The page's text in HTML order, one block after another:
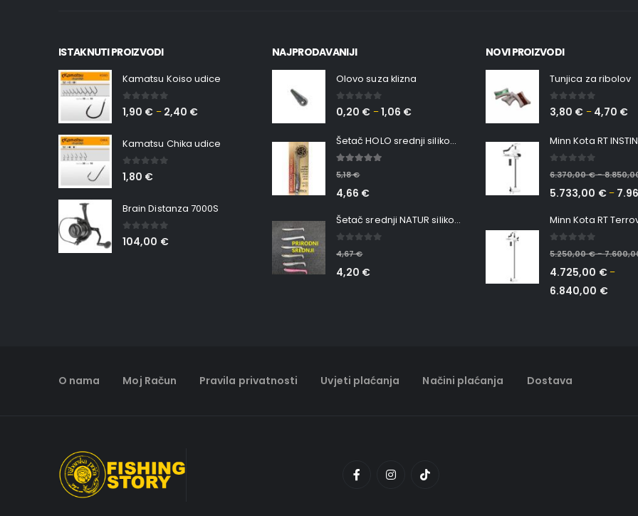
ISTAKNUTI PROIZVODI
Kamatsu Koiso udice
0 out of 5
1,90 € – 2,40 €
Kamatsu Chika udice
0 out of 5
1,80 €
Brain Distanza 7000S
0out of 5
104,00 €
NAJPRODAVANIJI
Olovo suza klizna
0 out of 5
0,20 € –1,06 €
Šetač HOLO srednji silikonska Ribica Belgrade Walker
5,18€
4,66 €
Šetač srednji NATUR silikonska ribica Belgrade Walker
4,67€
4,20 €
NOVI PROIZVODI
Tunjica za ribolov
0 out of 5
3,80 € – 4,70 €
6.370,00€–
5.733,00 €–
5.250,00€–
4.725,00 €–
6.840,00 €
O nama Moj Račun Pravila privatnosti Uvjeti plaćanja Načini plaćanja Dostava